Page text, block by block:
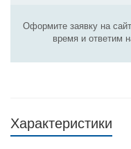
Оформите заявку на
время и ответим
Характеристики